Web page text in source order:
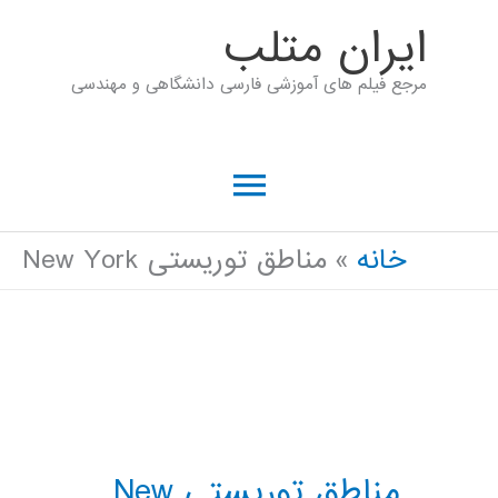
ايران متلب
مرجع فیلم های آموزشی فارسی دانشگاهی و مهندسی
فهرست
اصلی
خانه مناطق توریستی New York